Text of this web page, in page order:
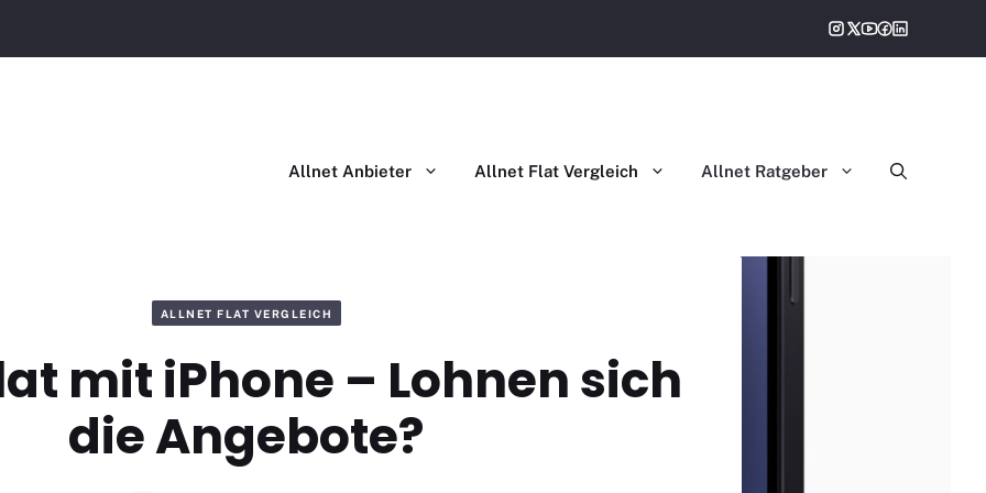
Allnet Anbieter Allnet Flat Vergleich Allnet Ratgeber
ALLNET FLAT VERGLEICH
mit iPhone – Lohnen sich
die Angebote?